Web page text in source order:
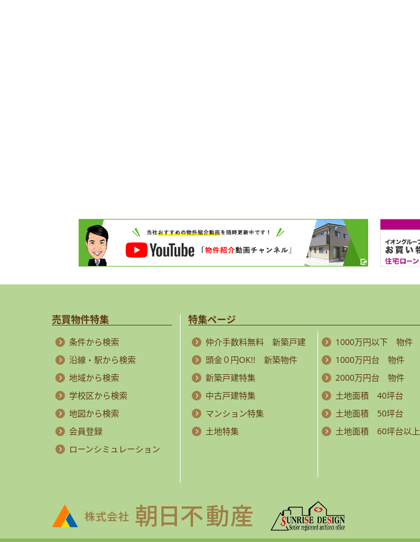
売買物件特集
条件から検索
沿線・駅から検索
地域から検索
学校区から検索
地図から検索
会員登録
ローンシミュレーション
特集ページ
仲介手数料無料 新築戸建
頭金０円OK!! 新築物件
新築戸建特集
中古戸建特集
マンション特集
土地特集
1000万円以下 物件
1000万円台 物件
2000万円台 物件
土地面積 40坪台
土地面積 50坪台
土地面積 60坪台以上